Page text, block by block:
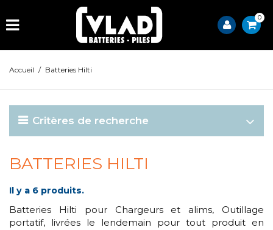
0
Accueil / Batteries Hilti
Critères de recherche
BATTERIES HILTI
Il y a 6 produits.
Batteries Hilti pour Chargeurs et alims, Outillage
portatif, livrées le lendemain pour tout produit en